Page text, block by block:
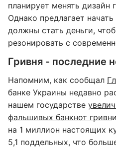
планирует менять дизайн
Однако предлагает
должны стать деньги,
резонировать с
Гривня - последние
Напомним, как сообщал
банке Украины недавно
нашем государстве
фальшивых банкнот гривн
на 1 миллион настоящих
5,1 поддельных, что